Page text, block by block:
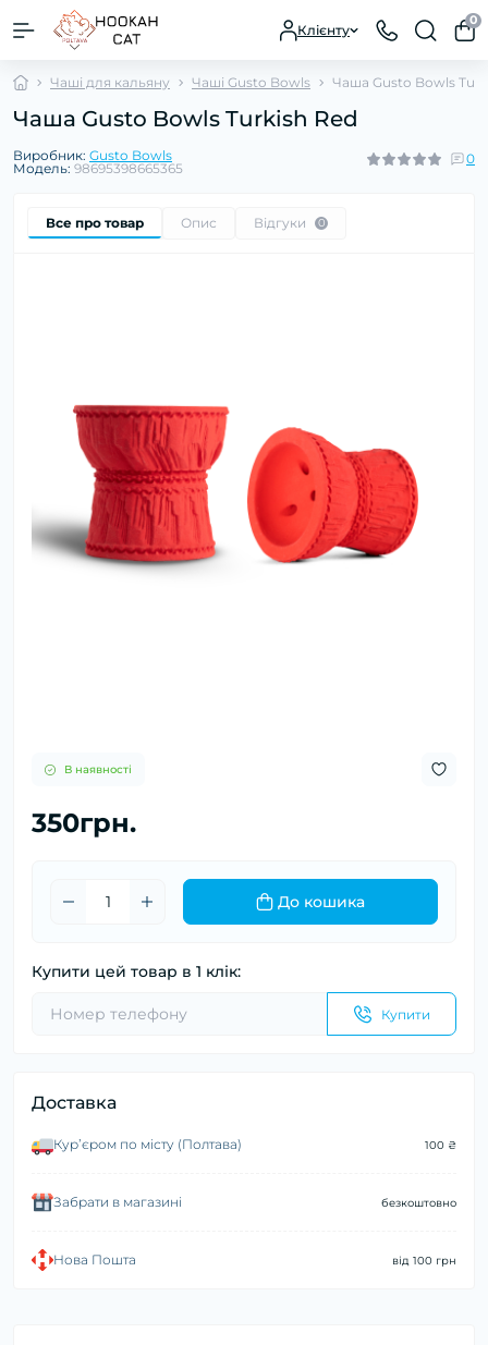
Клієнту
0
Чаші для кальяну Чаші Gusto Bowls Чаша Gusto Bowls
Чаша Gusto Bowls Turkish Red
Виробник: Gusto Bowls
Модель: 98695398665365
0
Все про товар Опис Відгуки 0
В наявності
350грн.
До кошика
Купити цей товар в 1 клік:
Купити
Доставка
Курʼєром по місту (Полтава) 100 ₴
Забрати в магазині безкоштовно
Нова Пошта від 100 грн